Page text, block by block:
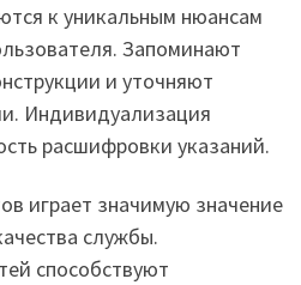
к уникальным нюансам
Запоминают
и уточняют
Индивидуализация
расшифровки указаний.
играет значимую значение
службы.
способствуют